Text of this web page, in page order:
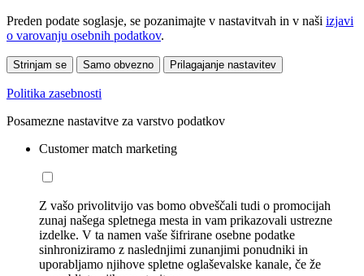
Preden podate soglasje, se pozanimajte v nastavitvah in v naši izjavi
o varovanju osebnih podatkov.
Strinjam se Samo obvezno Prilagajanje nastavitev
Politika zasebnosti
Posamezne nastavitve za varstvo podatkov
Customer match marketing
Z vašo privolitvijo vas bomo obveščali tudi o promocijah
zunaj našega spletnega mesta in vam prikazovali ustrezne
izdelke. V ta namen vaše šifrirane osebne podatke
sinhroniziramo z naslednjimi zunanjimi ponudniki in
uporabljamo njihove spletne oglaševalske kanale, če že